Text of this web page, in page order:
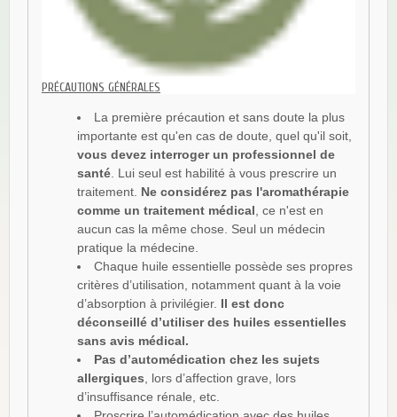
PRÉCAUTIONS GÉNÉRALES
La première précaution et sans doute la plus
importante est qu'en cas de doute, quel qu'il soit,
vous devez interroger un professionnel de
santé . Lui seul est habilité à vous prescrire un
traitement. Ne considérez pas l'aromathérapie
comme un traitement médical , ce n'est en
aucun cas la même chose. Seul un médecin
pratique la médecine.
Chaque huile essentielle possède ses propres
critères d’utilisation, notamment quant à la voie
d’absorption à privilégier. Il est donc
déconseillé d’utiliser des huiles essentielles
sans avis médical.
Pas d’automédication chez les sujets
allergiques , lors d’affection grave, lors
d’insuffisance rénale, etc.